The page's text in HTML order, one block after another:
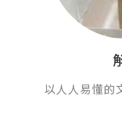
以人人易懂的